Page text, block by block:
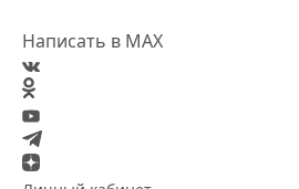
Написать в MAX